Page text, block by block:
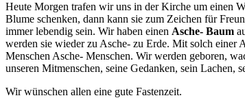
Heute Morgen trafen wir uns in der Kirche um einen
Blume schenken, dann kann sie zum Zeichen für
immer lebendig sein. Wir haben einen Asche- Baum
werden sie wieder zu Asche- zu Erde. Mit solch einer
Menschen Asche- Menschen. Wir werden geboren,
unseren Mitmenschen, seine Gedanken, sein Lachen,
Wir wünschen allen eine gute Fastenzeit.